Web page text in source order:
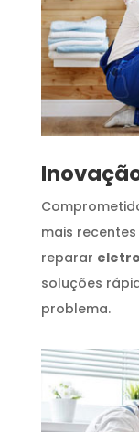
mais
reparar
soluções
problema.